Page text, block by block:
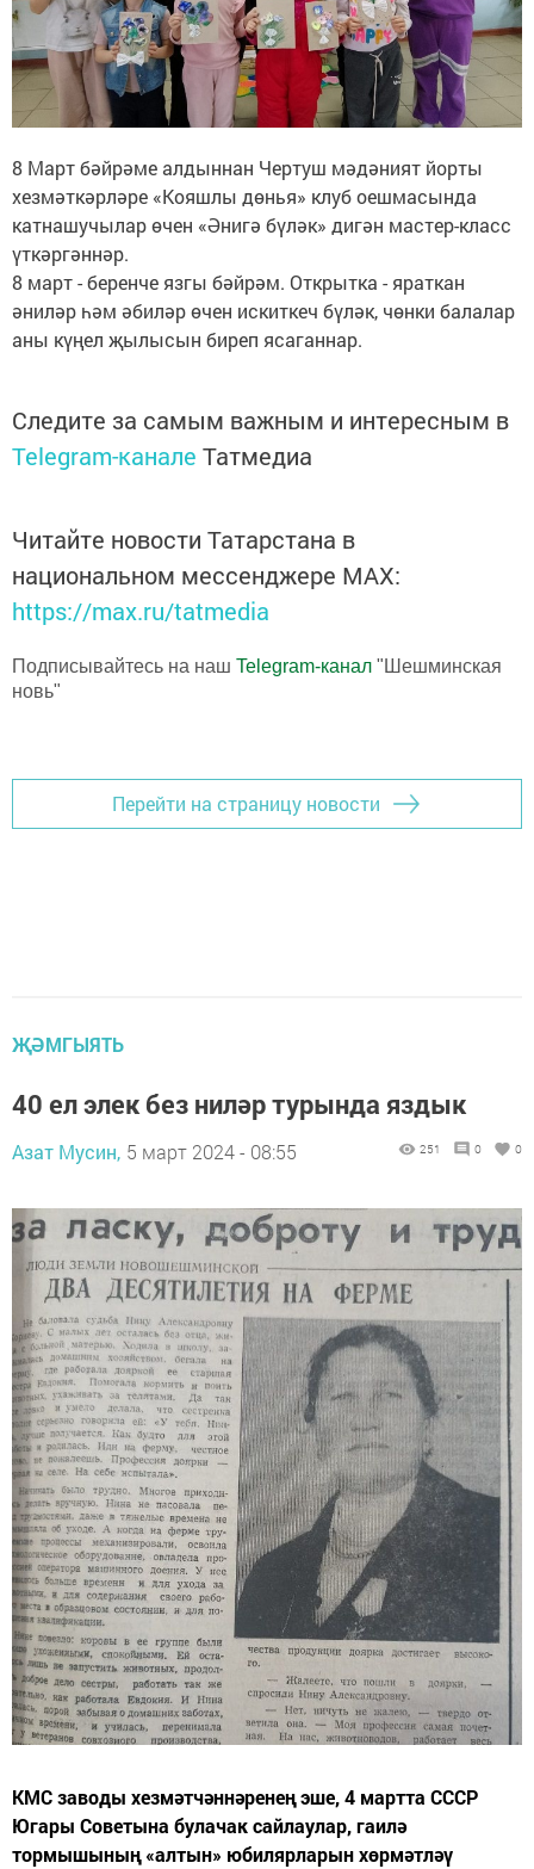
8 Март бәйрәме алдыннан Чертуш мәдәният йорты
хезмәткәрләре «Кояшлы дөнья» клуб оешмасында
катнашучылар өчен «Әнигә бүләк» дигән мастер-класс
үткәргәннәр.
8 март - беренче язгы бәйрәм. Открытка - яраткан
әниләр һәм әбиләр өчен искиткеч бүләк, чөнки балалар
аны күңел җылысын биреп ясаганнар.
Следите за самым важным и интересным в
Telegram-канале Татмедиа
Читайте новости Татарстана в
национальном мессенджере MАХ:
https://max.ru/tatmedia
Подписывайтесь на наш Telegram-канал "Шешминская
новь"
Перейти на страницу новости
ҖӘМГЫЯТЬ
40 ел элек без ниләр турында яздык
Азат Мусин, 5 март 2024 - 08:55 251 0 0
КМС заводы хезмәтчәннәренең эше, 4 мартта СССР
Югары Советына булачак сайлаулар, гаилә
тормышының «алтын» юбилярларын хөрмәтләү